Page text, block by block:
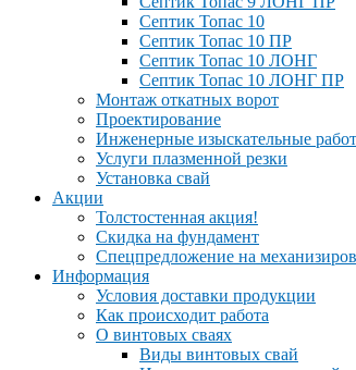
Септик Топас 10
Септик Топас 10 ПР
Септик Топас 10 ЛОНГ
Септик Топас 10 ЛОНГ ПР
Монтаж откатных ворот
Проектирование
Инженерные изыскательные
Услуги плазменной резки
Установка свай
Акции
Толстостенная акция!
Скидка на фундамент
Спецпредложение на
Информация
Условия доставки продукции
Как происходит работа
О винтовых сваях
Виды винтовых свай